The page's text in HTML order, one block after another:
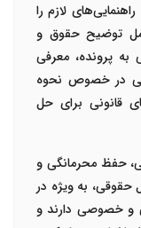
لازم را
توضیح حقوق و
به پرونده، معرفی
در خصوص نحوه
قانونی برای حل
حفظ محرمانگی و
به ویژه در
و خصوصی دارند و